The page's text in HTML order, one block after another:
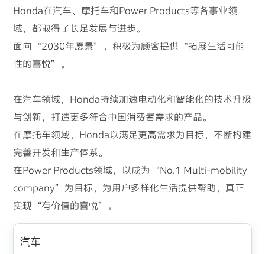
Honda在汽车、摩托车和Power Products等各事业领
域，都取得了长足发展与进步。
面向“2030年愿景”，积极为顾客提供“拓展生活可能
性的喜悦”。
在汽车领域，Honda持续加速电动化和智能化的技术升级
与创新，打造更多符合中国消费者需求的产品。
在摩托车领域，Honda以满足更高需求为目标，不断构建
完善开发和生产体系。
在Power Products领域，以成为“No.1 Multi-mobility
company”为目标，为用户多样化生活提供帮助，真正
实现“有价值的喜悦”。
汽车